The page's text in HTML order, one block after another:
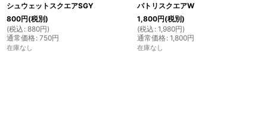
シュウェットスクエアSGY
800円(税別)
(税込 : 880円)
通常価格: 750円
在庫なし
パトリスクエアW
1,800円(税別)
(税込 : 1,980円)
通常価格: 1,800円
在庫なし